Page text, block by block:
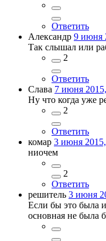
Ответить
Александр 9 июня
Так слышал или
2
Ответить
Слава 7 июня
Ну что когда уже
2
Ответить
комар 3 июня
ниочем
2
Ответить
решитель 3 июня
Если бы это была
основная не была